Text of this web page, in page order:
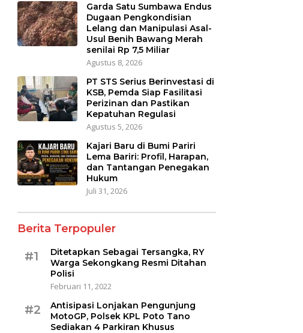
Garda Satu Sumbawa Endus
Dugaan Pengkondisian
Lelang dan Manipulasi Asal-
Usul Benih Bawang Merah
senilai Rp 7,5 Miliar
Agustus 8, 2026
PT STS Serius Berinvestasi di
KSB, Pemda Siap Fasilitasi
Perizinan dan Pastikan
Kepatuhan Regulasi
Agustus 5, 2026
Kajari Baru di Bumi Pariri
Lema Bariri: Profil, Harapan,
dan Tantangan Penegakan
Hukum
Juli 31, 2026
Berita Terpopuler
#1
Ditetapkan Sebagai Tersangka, RY
Warga Sekongkang Resmi Ditahan
Polisi
Februari 11, 2022
#2
Antisipasi Lonjakan Pengunjung
MotoGP, Polsek KPL Poto Tano
Sediakan 4 Parkiran Khusus